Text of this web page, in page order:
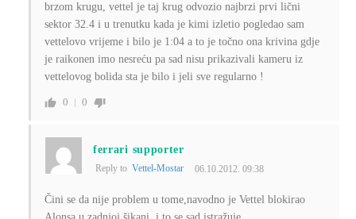
brzom krugu, vettel je taj krug odvozio najbrzi prvi lični
sektor 32.4 i u trenutku kada je kimi izletio pogledao sam
vettelovo vrijeme i bilo je 1:04 a to je točno ona krivina gdje
je raikonen imo nesreću pa sad nisu prikazivali kameru iz
vettelovog bolida sta je bilo i jeli sve regularno !
0 0
ferrari supporter
Reply to Vettel-Mostar 06.10.2012. 09:38
Čini se da nije problem u tome,navodno je Vettel blokirao